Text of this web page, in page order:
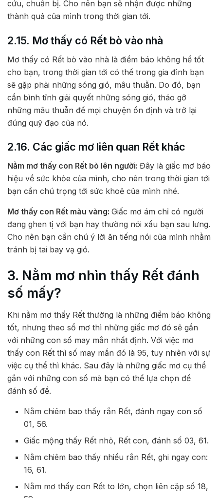
cứu, chuẩn bị. Cho nên bạn sẽ nhận được những
thành quả của mình trong thời gian tới.
2.15. Mơ thấy có Rết bò vào nhà
Mơ thấy có Rết bò vào nhà là điềm báo không hề tốt
cho bạn, trong thời gian tới có thể trong gia đình bạn
sẽ gặp phải những sóng gió, mâu thuẫn. Do đó, bạn
cần bình tĩnh giải quyết những sóng gió, tháo gỡ
những mâu thuẫn để mọi chuyện ổn định và trở lại
đúng quỹ đạo của nó.
2.16. Các giấc mơ liên quan Rết khác
Nằm mơ thấy con Rết bò lên người: Đây là giấc mơ báo
hiệu về sức khỏe của mình, cho nên trong thời gian tới
bạn cần chú trọng tới sức khoẻ của mình nhé.
Mơ thấy con Rết màu vàng: Giấc mơ ám chỉ có người
đang ghen tị với bạn hay thường nói xấu bạn sau lưng.
Cho nên bạn cần chú ý lời ăn tiếng nói của mình nhằm
tránh bị tai bay vạ gió.
3. Nằm mơ nhìn thấy Rết đánh
số mấy?
Khi nằm mơ thấy Rết thường là những điềm báo không
tốt, nhưng theo sổ mơ thì những giấc mơ đó sẽ gắn
với những con số may mắn nhất định. Với việc mơ
thấy con Rết thì số may mắn đó là 95, tuy nhiên với sự
việc cụ thể thì khác. Sau đây là những giấc mơ cụ thể
gắn với những con số mà bạn có thể lựa chọn để
đánh số đề.
Nằm chiêm bao thấy rắn Rết, đánh ngay con số
01, 56.
Giấc mộng thấy Rết nhỏ, Rết con, đánh số 03, 61.
Nằm chiêm bao thấy nhiều rắn Rết, ghi ngay con:
16, 61.
Nằm mơ thấy con Rết to lớn, chọn liên cặp số 18,